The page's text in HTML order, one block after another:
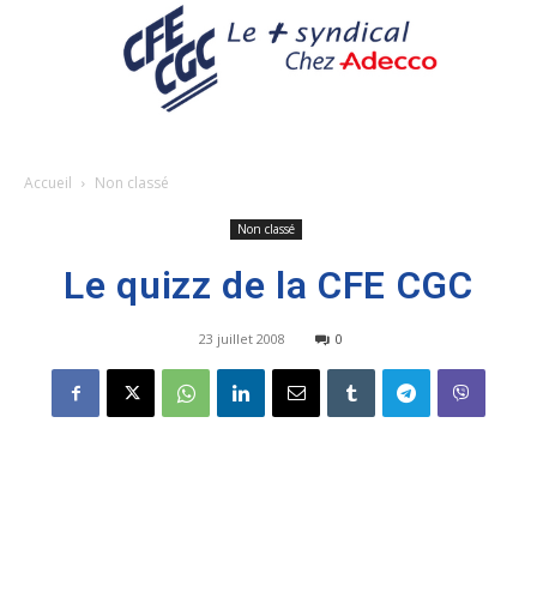
Accueil Non classé
Non classé
Le quizz de la CFE CGC
23 juillet 2008 0